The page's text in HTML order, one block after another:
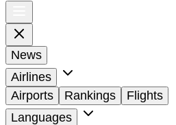
News
Airlines
Airports
Rankings
Flights
Languages